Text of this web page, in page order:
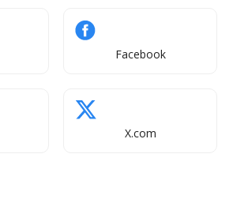
Facebook
X.com